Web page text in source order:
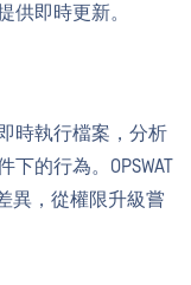
供即時更新。
時執行檔案，分析
的行為。OPSWAT
異，從權限升級嘗